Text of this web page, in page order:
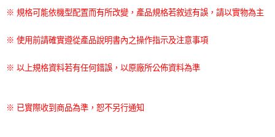
※ 規格可能依機型配置而有所改變，產品規格若敘述有誤，請以實物為主
※ 使用前請確實遵從產品說明書內之操作指示及注意事項
※ 以上規格資料若有任何錯誤，以原廠所公佈資料為準
※ 已實際收到商品為準，恕不另行通知